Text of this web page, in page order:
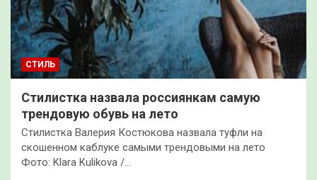
СТИЛЬ
Стилистка назвала россиянкам самую
трендовую обувь на лето
Стилистка Валерия Костюкова назвала туфли на
скошенном каблуке самыми трендовыми на лето
Фото: Klara Kulikova /…